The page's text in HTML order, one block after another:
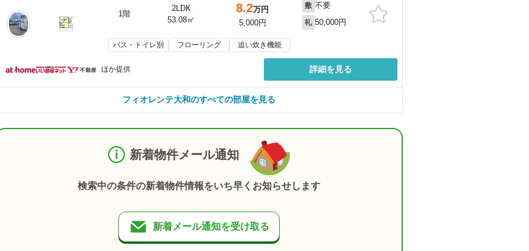
1階
2LDK
53.08㎡
8.2万円
5,000円
敷 不要
礼 50,000円
バス・トイレ別 フローリング 追い炊き機能
ほか提供 詳細を見る
フィオレンテ大和のすべての部屋を見る
新着物件メール通知
検索中の条件の新着物件情報をいち早くお知らせします
新着メール通知を受け取る